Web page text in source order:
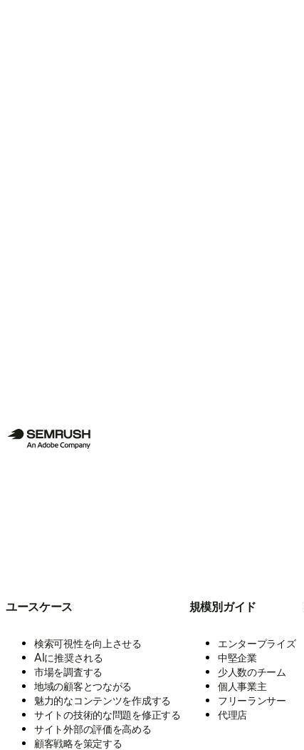
ユースケース
検索可視性を向上させる
AIに推奨される
市場を調査する
地域の顧客とつながる
魅力的なコンテンツを作成する
サイトの技術的な問題を修正する
サイト外部の評価を高める
顧客戦略を策定する
規模別ガイド
エンタープライズ
中堅企業
少人数のチーム
個人事業主
フリーランサー
代理店